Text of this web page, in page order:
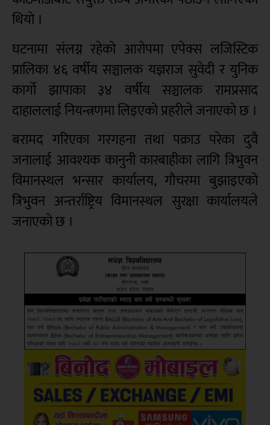
थियो ।
घटनामा संलग्न रहेको आरोपमा एपेक्स लजिस्टिक
प्रालिका ४६ वर्षीय सञ्चालक यज्ञराज सुवेदी र युनिक
कार्गो झापाका ३४ वर्षीय सञ्चालक रामप्रसाद
दाहाललाई नियन्त्रणमा लिइएको प्रहरीले जनाएको छ ।
बरामद गरिएका गरगहना तथा पक्राउ परेका दुवै
जनालाई आवश्यक कानुनी कारबाहीका लागि त्रिभुवन
विमानस्थल भन्सार कार्यालय, गौचरमा बुझाइएको
त्रिभुवन अन्तर्राष्ट्रिय विमानस्थल सुरक्षा कार्यालयले
जनाएको छ ।